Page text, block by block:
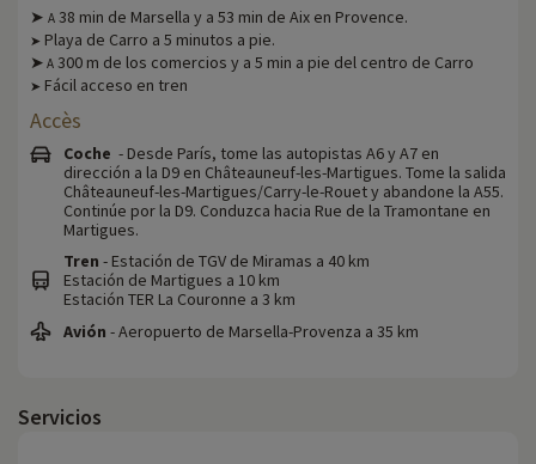
➤ A 38 min de Marsella y a 53 min de Aix en Provence.
➤ Playa de Carro a 5 minutos a pie.
➤ A 300 m de los comercios y a 5 min a pie del centro de Carro
➤ Fácil acceso en tren
Accès
Coche - Desde París, tome las autopistas A6 y A7 en
dirección a la D9 en Châteauneuf-les-Martigues. Tome la salida
Châteauneuf-les-Martigues/Carry-le-Rouet y abandone la A55.
Continúe por la D9. Conduzca hacia Rue de la Tramontane en
Martigues.
Tren - Estación de TGV de Miramas a 40 km
Estación de Martigues a 10 km
Estación TER La Couronne a 3 km
Avión - Aeropuerto de Marsella-Provenza a 35 km
Servicios